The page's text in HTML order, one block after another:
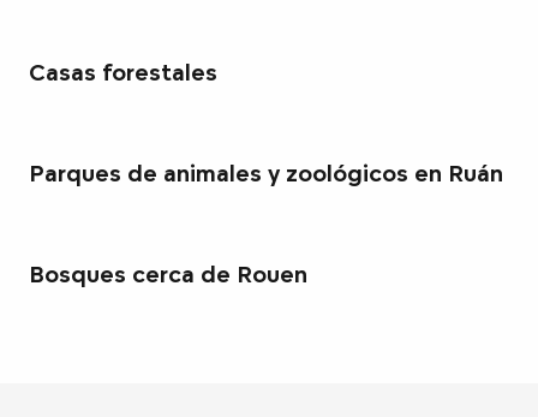
Casas forestales
Parques de animales y zoológicos en Ruán
Bosques cerca de Rouen